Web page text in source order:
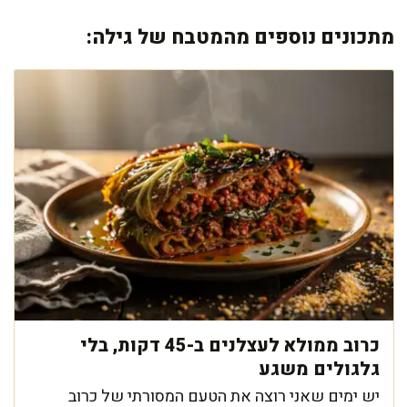
מתכונים נוספים מהמטבח של גילה:
כרוב ממולא לעצלנים ב-45 דקות, בלי
גלגולים משגע
יש ימים שאני רוצה את הטעם המסורתי של כרוב